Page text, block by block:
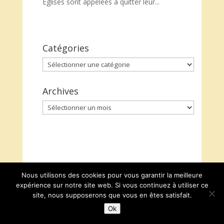
Catégories
Catégories
Archives
Archives
Nous utilisons des cookies pour vous garantir la meilleure
expérience sur notre site web. Si vous continuez à utiliser ce
site, nous supposerons que vous en êtes satisfait.
Ok